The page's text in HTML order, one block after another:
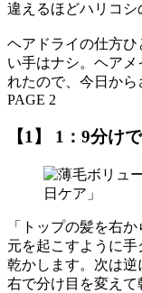
違えるほどハリコシ
ヘアドライの仕方
い手はナシ。ヘア
れたので、今日から
PAGE 2
【1】 1：9分け
「トップの髪を右
元を起こすように
乾かします。次は
右で分け目を変えて